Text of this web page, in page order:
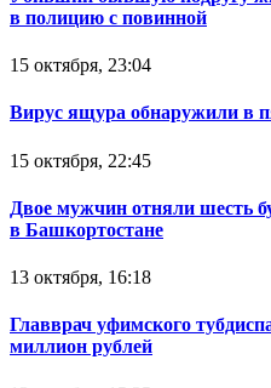
в полицию с повинной
15 октября, 23:04
Вирус ящура обнаружили в
15 октября, 22:45
Двое мужчин отняли шесть
в Башкортостане
13 октября, 16:18
Главврач уфимского
миллион рублей